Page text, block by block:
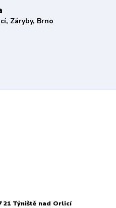
Záryby, Brno
21 Týniště nad Orlicí